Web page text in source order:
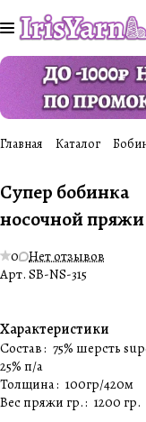
Главная Каталог
Супер бобинка
носочной
0 Нет отзывов
Арт. SB-NS-315
Характеристики
Состав: 75% шерсть
25% п/а
Толщина: 100гр/420м
Вес пряжи гр.: 1200 гр.